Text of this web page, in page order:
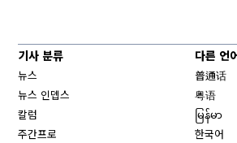
기사 분류
뉴스
뉴스 인뎁스
칼럼
주간프로
다른 언
普通话
粤语
မြန်မာ
한국어